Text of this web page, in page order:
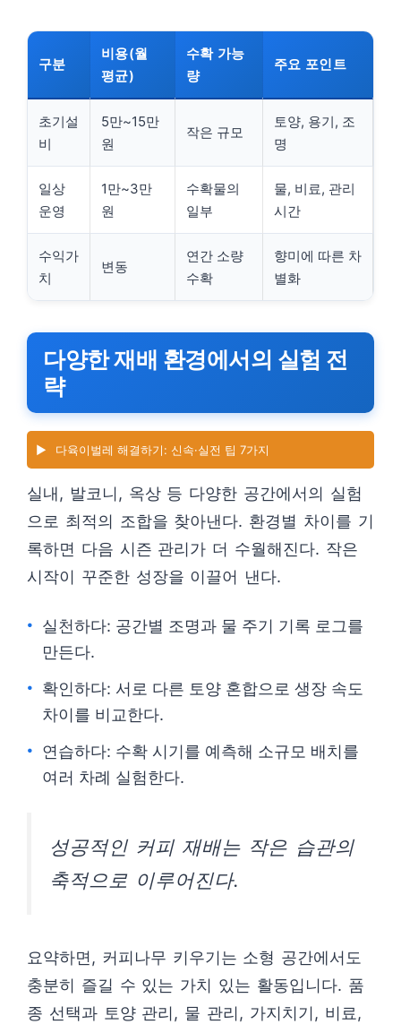
구분
비용(월
평균)
수확 가능
량
주요 포인트
초기설
비
5만~15만
원
작은 규모
토양, 용기, 조
명
일상
운영
1만~3만
원
수확물의
일부
물, 비료, 관리
시간
수익가
치
변동
연간 소량
수확
향미에 따른 차
별화
다양한 재배 환경에서의 실험 전
략
▶️ 다육이벌레 해결하기: 신속·실전 팁 7가지
실내, 발코니, 옥상 등 다양한 공간에서의 실험
으로 최적의 조합을 찾아낸다. 환경별 차이를 기
록하면 다음 시즌 관리가 더 수월해진다. 작은
시작이 꾸준한 성장을 이끌어 낸다.
실천하다: 공간별 조명과 물 주기 기록 로그를
만든다.
확인하다: 서로 다른 토양 혼합으로 생장 속도
차이를 비교한다.
연습하다: 수확 시기를 예측해 소규모 배치를
여러 차례 실험한다.
성공적인 커피 재배는 작은 습관의
축적으로 이루어진다.
요약하면, 커피나무 키우기는 소형 공간에서도
충분히 즐길 수 있는 가치 있는 활동입니다. 품
종 선택과 토양 관리, 물 관리, 가지치기, 비료,